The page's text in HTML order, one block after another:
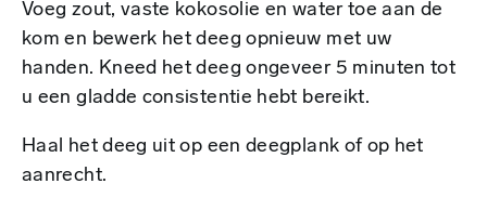
Voeg zout, vaste kokosolie en water toe aan de
kom en bewerk het deeg opnieuw met uw
handen. Kneed het deeg ongeveer 5 minuten tot
u een gladde consistentie hebt bereikt.
Haal het deeg uit op een deegplank of op het
aanrecht.